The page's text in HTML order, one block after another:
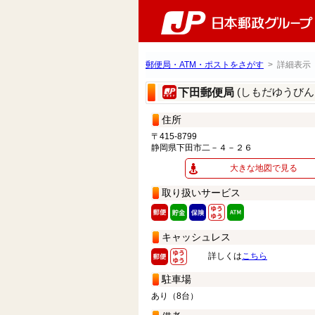
郵便局・ATM・ポストをさがす > 詳細表示
下田郵便局 (しもだゆうび
住所
〒415-8799
静岡県下田市二－４－２６
大きな地図で見る
取り扱いサービス
キャッシュレス
詳しくはこちら
駐車場
あり（8台）